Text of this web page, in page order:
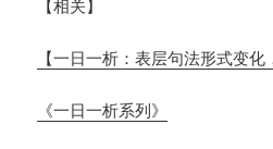
【相关】
【一日一析：表层句法形式变化
《一日一析系列》